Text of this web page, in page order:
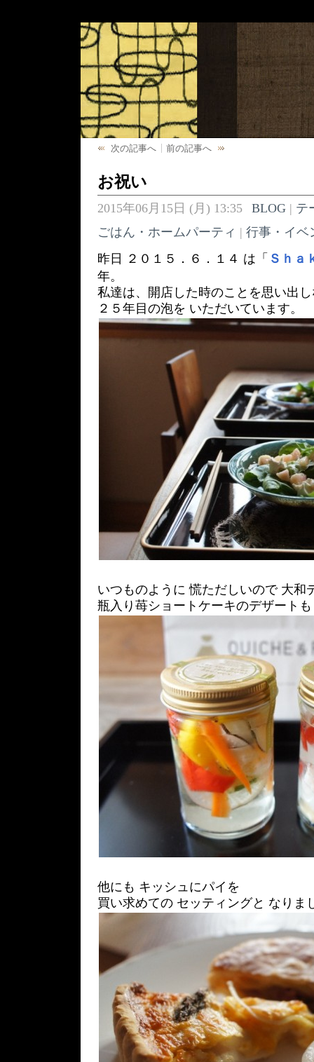
次の記事へ 前の記事へ
お祝い
2015年06月15日 (月) 13:35 BLOG| テ
ごはん・ホームパーティ | 行事・イベ
昨日 ２０１５．６．１４ は「 Ｓｈａ
年。
私達は、開店した時のことを思い出
２５年目の泡を いただいています。
いつものように 慌ただしいので 大和
瓶入り苺ショートケーキのデザート
他にも キッシュにパイを
買い求めての セッティングと なりま